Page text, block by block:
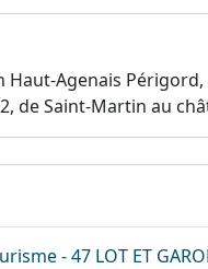
Agenais
de Saint-Martin au
- 47 LOT ET